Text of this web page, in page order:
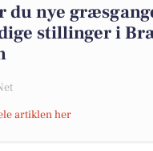
du nye
stillinger i
artiklen her